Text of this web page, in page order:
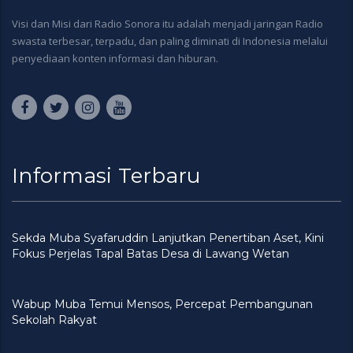
Visi dan Misi dari Radio Sonora itu adalah menjadi jaringan Radio
swasta terbesar, terpadu, dan paling diminati di Indonesia melalui
penyediaan konten informasi dan hiburan.
Informasi Terbaru
Sekda Muba Syafaruddin Lanjutkan Penertiban Aset, Kini
Fokus Perjelas Tapal Batas Desa di Lawang Wetan
Wabup Muba Temui Mensos, Percepat Pembangunan
Sekolah Rakyat